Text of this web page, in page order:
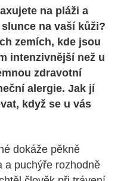
na pláži a
na vaší kůži?
zemích, kde jsou
intenzivnější než u
zdravotní
alergie. Jak jí
když se u vás
dokáže pěkně
a puchýře rozhodně